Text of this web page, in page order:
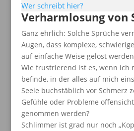
Wer schreibt hier?
Verharmlosung von
Ganz ehrlich: Solche Sprüche
Augen, dass komplexe,
auf einfache Weise gelöst
Wie frustrierend ist es, wenn ich
befinde, in der alles auf mich
Seele buchstäblich vor Schmerz
Gefühle oder Probleme
genommen werden?
Schlimmer ist grad nur noch